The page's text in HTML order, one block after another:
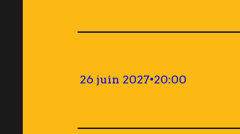
26 juin 2027•20:00